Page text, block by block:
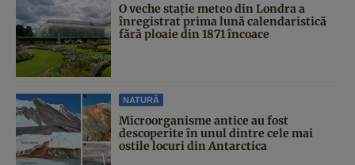
O veche stație meteo din Londra a
înregistrat prima lună calendaristică
fără ploaie din 1871 încoace
NATURĂ
Microorganisme antice au fost
descoperite în unul dintre cele mai
ostile locuri din Antarctica